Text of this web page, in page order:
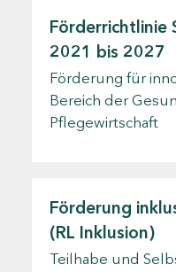
Förderrichtlinie
2021 bis 2027
Förderung für
Bereich der
Pflegewirtschaft
Förderung
(RL Inklusion)
Teilhabe und